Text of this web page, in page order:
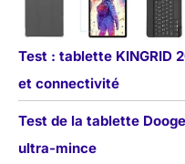
Test : tablette KINGRID
et connectivité
Test de la tablette
ultra-mince